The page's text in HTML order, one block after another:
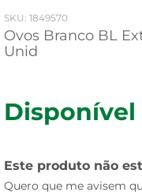
: 1849570
Ovos Branco BL
Unid
Este produto não
Quero que me avisem